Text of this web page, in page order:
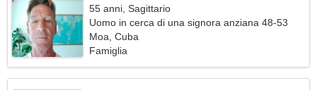
55 anni, Sagittario
Uomo in cerca di una signora anziana 48-53
Moa, Cuba
Famiglia